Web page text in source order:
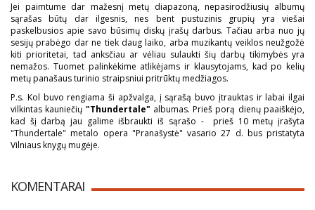
Jei paimtume dar mažesnį metų diapazoną, nepasirodžiusių albumų
sąrašas būtų dar ilgesnis, nes bent pustuzinis grupių yra viešai
paskelbusios apie savo būsimų diskų įrašų darbus. Tačiau arba nuo jų
sesijų prabėgo dar ne tiek daug laiko, arba muzikantų veiklos neužgožė
kiti prioritetai, tad anksčiau ar vėliau sulaukti šių darbų tikimybės yra
nemažos. Tuomet palinkėkime atlikėjams ir klausytojams, kad po kelių
metų panašaus turinio straipsniui pritrūktų medžiagos.
P.s. Kol buvo rengiama ši apžvalga, į sąrašą buvo įtrauktas ir labai ilgai
vilkintas kauniečių "Thundertale" albumas. Prieš porą dienų paaiškėjo,
kad šį darbą jau galime išbraukti iš sąrašo - prieš 10 metų įrašyta
"Thundertale" metalo opera "Pranašystė" vasario 27 d. bus pristatyta
Vilniaus knygų mugėje.
KOMENTARAI